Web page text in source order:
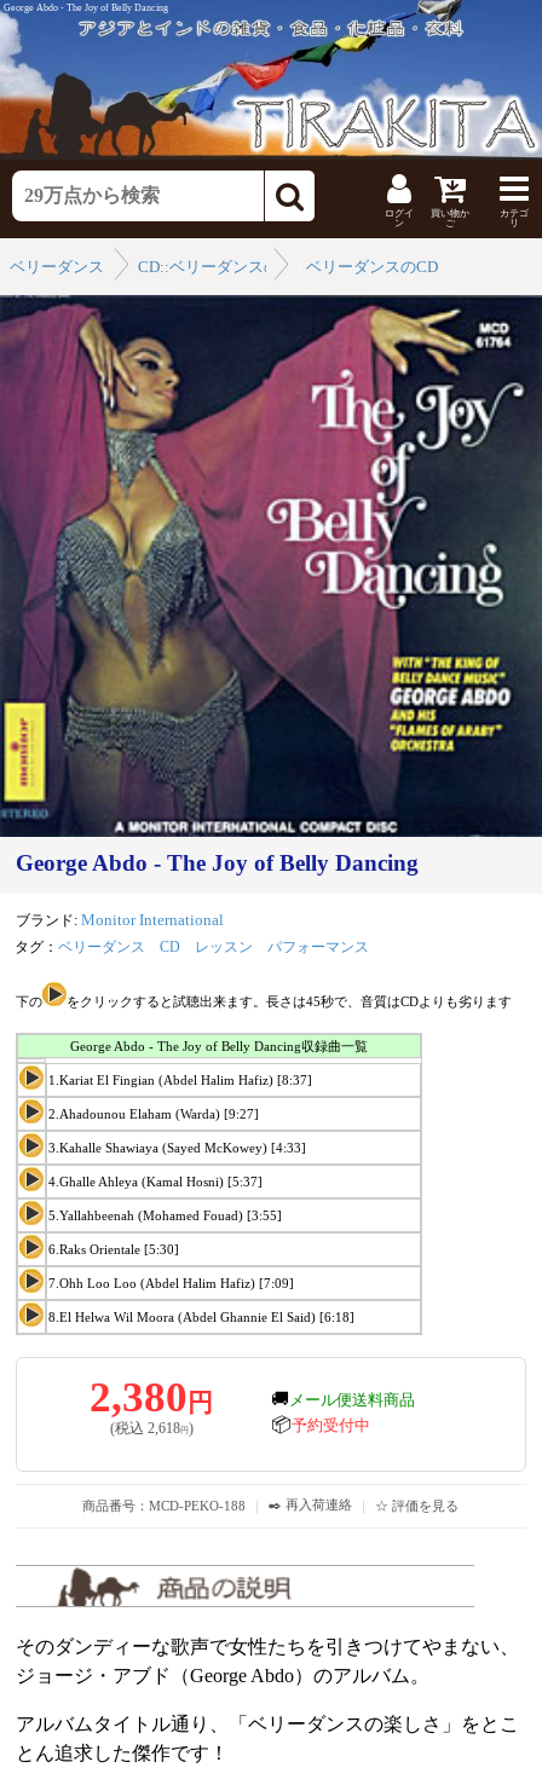
George Abdo - The Joy of Belly Dancing
ログイ
ン
買い物か
ご
カテゴ
リ
ベリーダンス
CD::ベリーダンスのCD ベリーダンスのCD
George Abdo - The Joy of Belly Dancing
ブランド: Monitor International
タグ： ベリーダンス CD レッスン パフォーマンス
下の をクリックすると試聴出来ます。長さは45秒で、音質はCDよりも劣ります
George Abdo - The Joy of Belly Dancing収録曲一覧
1.Kariat El Fingian (Abdel Halim Hafiz) [8:37]
2.Ahadounou Elaham (Warda) [9:27]
3.Kahalle Shawiaya (Sayed McKowey) [4:33]
4.Ghalle Ahleya (Kamal Hosni) [5:37]
5.Yallahbeenah (Mohamed Fouad) [3:55]
6.Raks Orientale [5:30]
7.Ohh Loo Loo (Abdel Halim Hafiz) [7:09]
8.El Helwa Wil Moora (Abdel Ghannie El Said) [6:18]
2,380 円
(税込 2,618円)
🚚 メール便送料商品
📦予約受付中
商品番号：MCD-PEKO-188 ｜ ✒️ 再入荷連絡 ｜ ☆ 評価を見る
そのダンディーな歌声で女性たちを引きつけてやまない、
ジョージ・アブド（George Abdo）のアルバム。
アルバムタイトル通り、「ベリーダンスの楽しさ」をとこ
とん追求した傑作です！